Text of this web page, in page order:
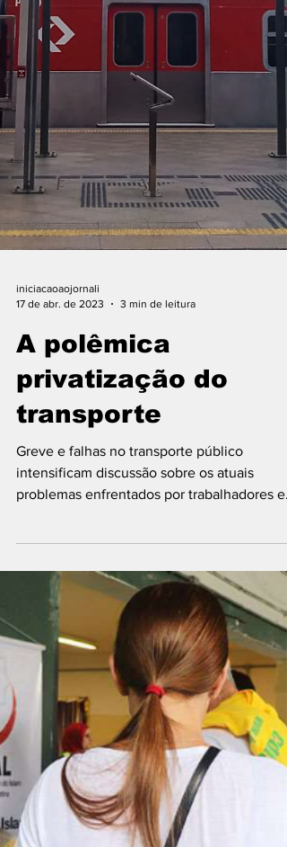
17 de abr. de 2023
3 min de leitura
A polêmica
transporte
Greve e falhas no transporte público
intensificam discussão sobre os atuais
problemas enfrentados por trabalhadores e
passageiros dos...